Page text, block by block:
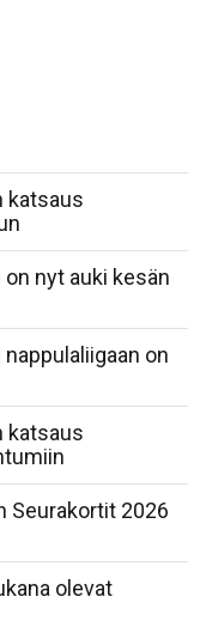
katsaus
nyt auki kesän
on
katsaus
Seurakortit 2026
olevat